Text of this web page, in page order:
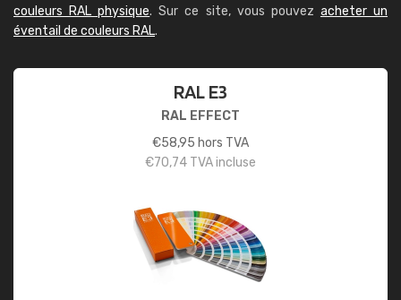
couleurs RAL physique. Sur ce site, vous pouvez acheter un
éventail de couleurs RAL.
RAL E3
RAL EFFECT
€58,95 hors TVA
€70,74 TVA incluse